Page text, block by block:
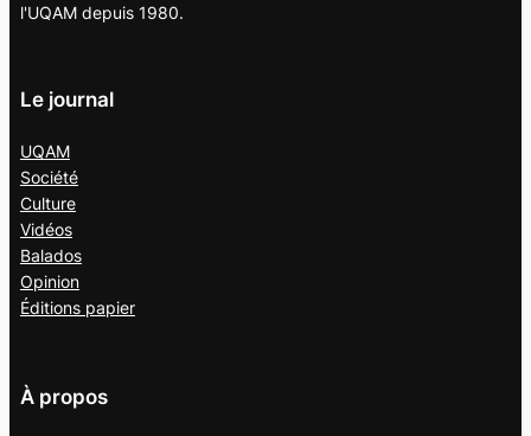
l'UQAM depuis 1980.
Le journal
UQAM
Société
Culture
Vidéos
Balados
Opinion
Éditions papier
À propos